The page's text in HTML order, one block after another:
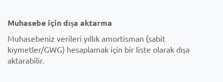
Muhasebe için dışa aktarma
Muhasebeniz verileri yıllık amortisman (sabit
kıymetler/GWG) hesaplamak için bir liste olarak dışa
aktarabilir.